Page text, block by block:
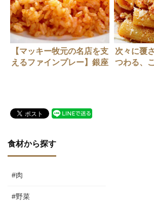
【マッキー牧元の名店を支
えるファインプレー】銀座
次々に覆
つわる、
食材から探す
#肉
#野菜